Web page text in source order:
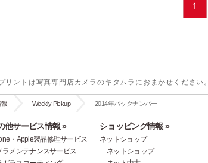
1
ントは写真専門店カメラのキタムラにおまかせください。
報 Weekly Pickup 2014年バックナンバー
他サービス情報 »
・Apple製品修理サービス
ラメンテナンスサービス
ショッピング情報 »
ネットショップ
ネットショップ